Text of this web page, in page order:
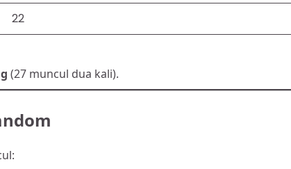
22
(27 muncul dua kali).